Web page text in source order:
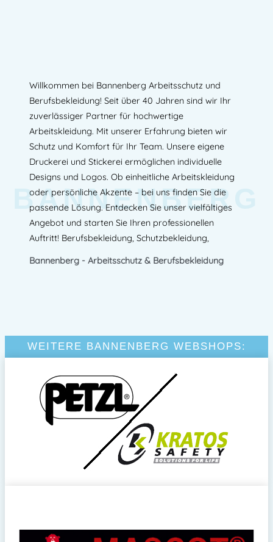
Willkommen bei Bannenberg Arbeitsschutz und
Berufsbekleidung! Seit über 40 Jahren sind wir Ihr
zuverlässiger Partner für hochwertige
Arbeitskleidung. Mit unserer Erfahrung bieten wir
Schutz und Komfort für Ihr Team. Unsere eigene
Druckerei und Stickerei ermöglichen individuelle
Designs und Logos. Ob einheitliche Arbeitskleidung
oder persönliche Akzente – bei uns finden Sie die
passende Lösung. Entdecken Sie unser vielfältiges
Angebot und starten Sie Ihren professionellen
Auftritt! Berufsbekleidung, Schutzbekleidung,
Bannenberg - Arbeitsschutz & Berufsbekleidung
BANNENBERG
WEITERE BANNENBERG WEBSHOPS: